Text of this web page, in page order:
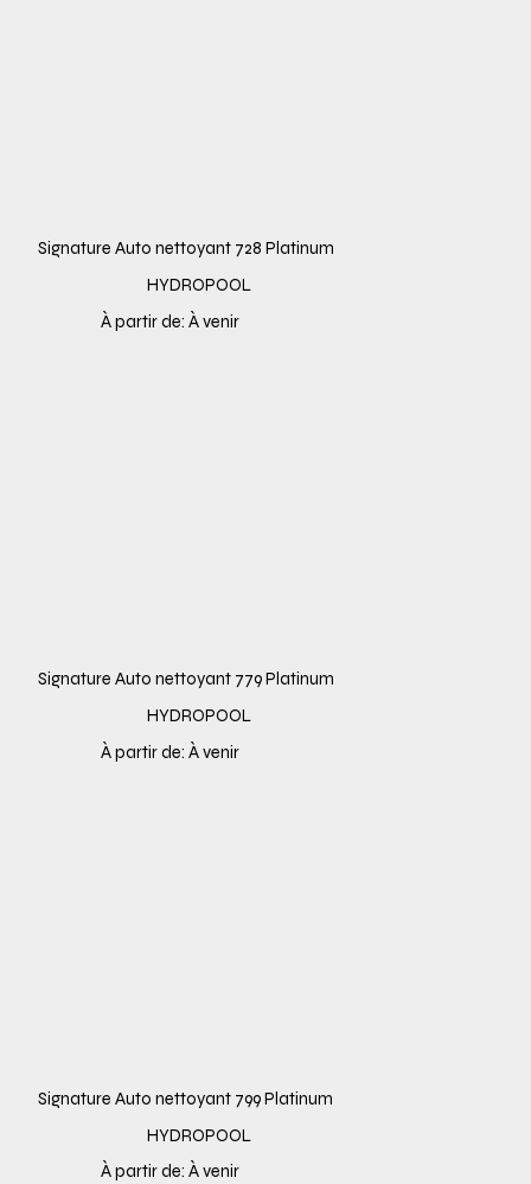
Signature Auto nettoyant 728 Platinum
HYDROPOOL
Signature Auto nettoyant 779 Platinum
Signature Auto nettoyant 799 Platinum
À partir de: À venir
À partir de: À venir
HYDROPOOL
À partir de: À venir
HYDROPOOL